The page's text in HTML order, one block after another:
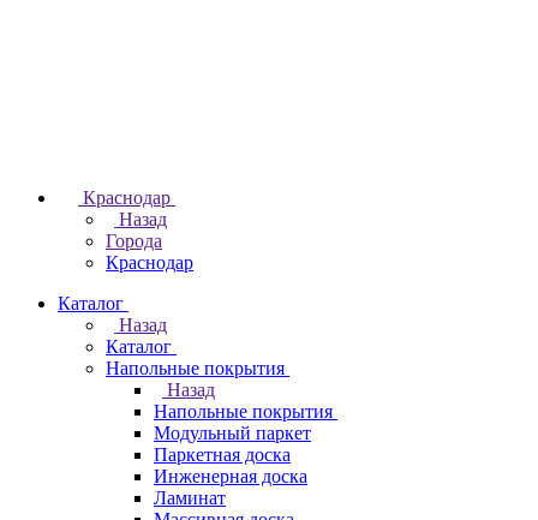
Краснодар
Назад
Города
Краснодар
Каталог
Назад
Каталог
Напольные покрытия
Назад
Напольные покрытия
Модульный паркет
Паркетная доска
Инженерная доска
Ламинат